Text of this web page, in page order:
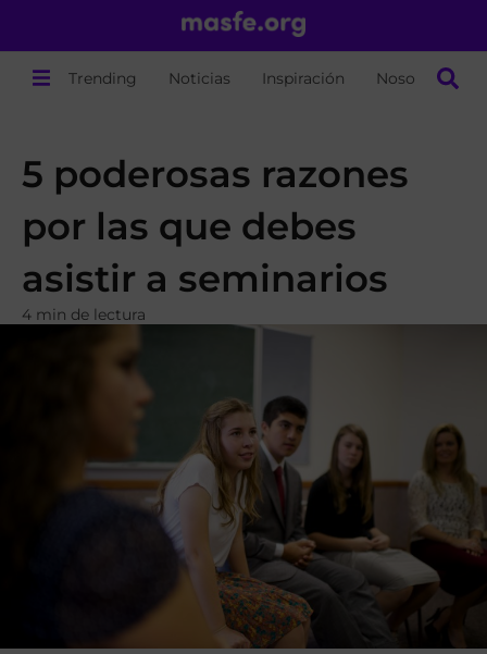
Trending Noticias Inspiración Nosotros
5 poderosas razones
por las que debes
asistir a seminarios
4 min de lectura